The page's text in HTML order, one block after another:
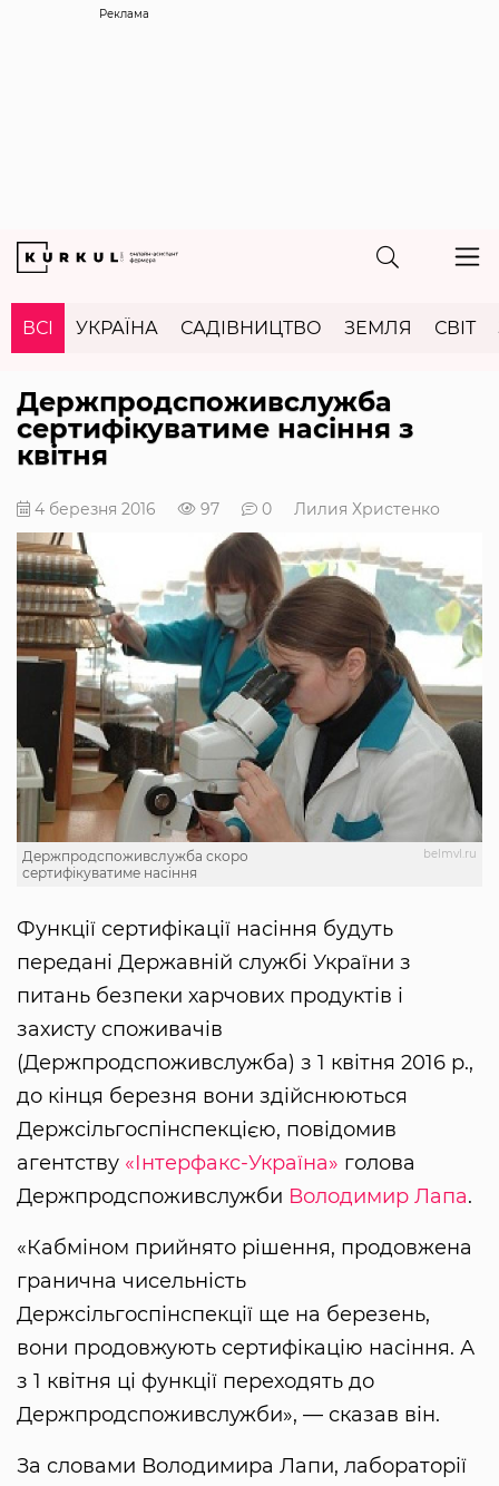
Реклама
ВСІ УКРАЇНА САДІВНИЦТВО ЗЕМЛЯ СВІТ
Держпродспоживслужба
сертифікуватиме насіння з
квітня
4 березня 2016 97 0 Лилия Христенко
belmvl.ru
Держпродспоживслужба скоро
сертифікуватиме насіння
Функції сертифікації насіння будуть
передані Державній службі України з
питань безпеки харчових продуктів і
захисту споживачів
(Держпродспоживслужба) з 1 квітня 2016 р.,
до кінця березня вони здійснюються
Держсільгоспінспекцією, повідомив
агентству «Інтерфакс-Україна» голова
Держпродспоживслужби Володимир Лапа.
«Кабміном прийнято рішення, продовжена
гранична чисельність
Держсільгоспінспекції ще на березень,
вони продовжують сертифікацію насіння. А
з 1 квітня ці функції переходять до
Держпродспоживслужби», — сказав він.
За словами Володимира Лапи, лабораторії